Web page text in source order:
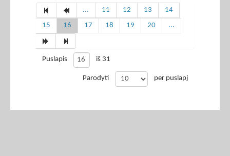
... 11 12 13
14
15
16 17 18 19 20 ...
Puslapis iš 31
Parodyti per puslapį